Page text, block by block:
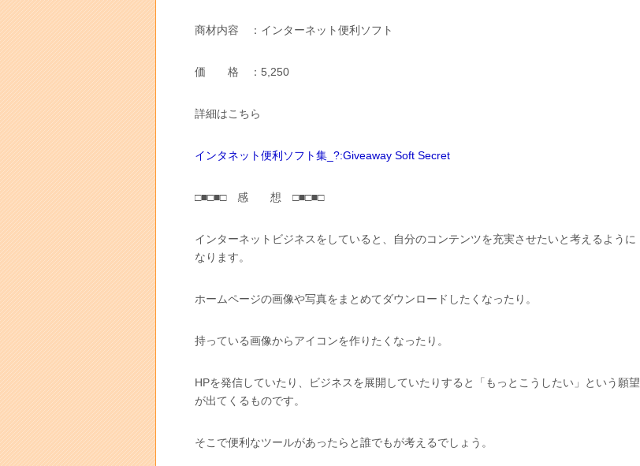
商材内容 ：インターネット便利ソフト
価 格 ：5,250
詳細はこちら
インタネット便利ソフト集_?:Giveaway Soft Secret
□■□■□ 感 想 □■□■□
インターネットビジネスをしていると、自分のコンテンツを充実させたいと考えるように
なります。
ホームページの画像や写真をまとめてダウンロードしたくなったり。
持っている画像からアイコンを作りたくなったり。
HPを発信していたり、ビジネスを展開していたりすると「もっとこうしたい」という願望
が出てくるものです。
そこで便利なツールがあったらと誰でもが考えるでしょう。